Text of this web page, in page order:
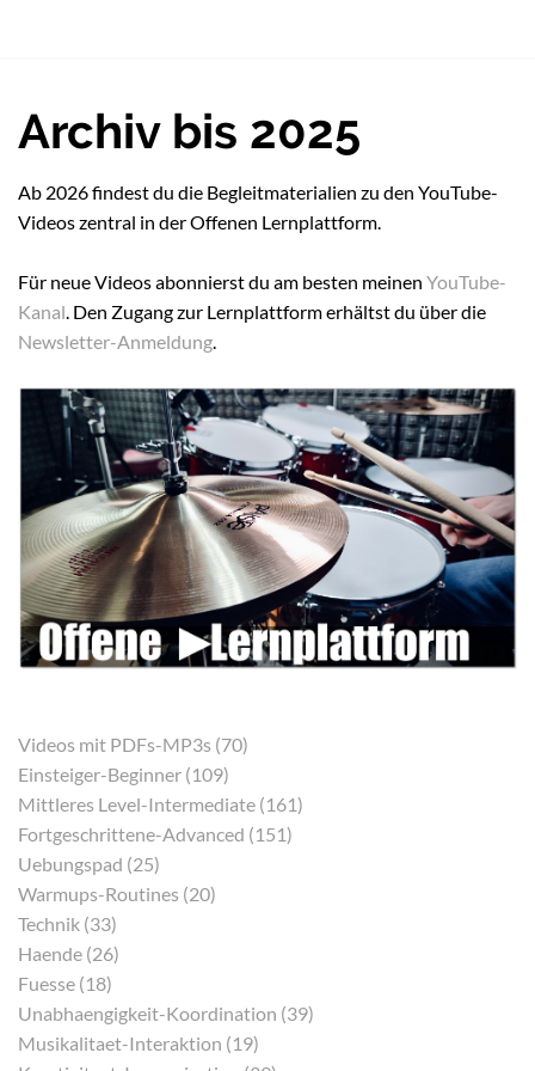
Archiv bis 2025
Ab 2026 findest du die Begleitmaterialien zu den YouTube-
Videos zentral in der Offenen Lernplattform.
Für neue Videos abonnierst du am besten meinen YouTube-
Kanal. Den Zugang zur Lernplattform erhältst du über die
Newsletter-Anmeldung.
Videos mit PDFs-MP3s (70)
Einsteiger-Beginner (109)
Mittleres Level-Intermediate (161)
Fortgeschrittene-Advanced (151)
Uebungspad (25)
Warmups-Routines (20)
Technik (33)
Haende (26)
Fuesse (18)
Unabhaengigkeit-Koordination (39)
Musikalitaet-Interaktion (19)